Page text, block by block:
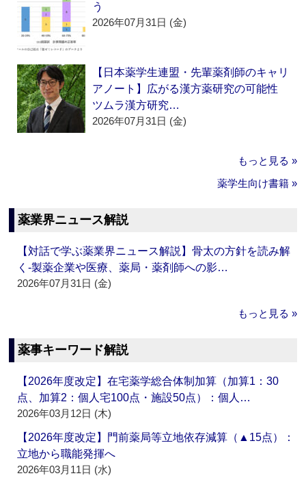
う
2026年07月31日 (金)
【日本薬学生連盟・先輩薬剤師のキャリ
アノート】広がる漢方薬研究の可能性
ツムラ漢方研究…
2026年07月31日 (金)
もっと見る »
薬学生向け書籍 »
薬業界ニュース解説
【対話で学ぶ薬業界ニュース解説】骨太の方針を読み解
く‐製薬企業や医療、薬局・薬剤師への影…
2026年07月31日 (金)
もっと見る »
薬事キーワード解説
【2026年度改定】在宅薬学総合体制加算（加算1：30
点、加算2：個人宅100点・施設50点）：個人…
2026年03月12日 (木)
【2026年度改定】門前薬局等立地依存減算（▲15点）：
立地から職能発揮へ
2026年03月11日 (水)